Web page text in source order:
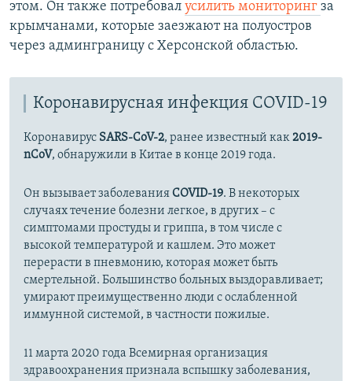
этом. Он также потребовал усилить мониторинг за
крымчанами, которые заезжают на полуостров
через админграницу с Херсонской областью.
Коронавирусная инфекция COVID-19
Коронавирус SARS-CoV-2, ранее известный как2019-
nCoV, обнаружили в Китае в конце 2019 года.
Он вызывает заболеванияCOVID-19. В некоторых
случаях течение болезни легкое, в других – с
симптомами простуды и гриппа, в том числе с
высокой температурой и кашлем. Это может
перерасти в пневмонию, которая может быть
смертельной. Большинство больных выздоравливает;
умирают преимущественно люди с ослабленной
иммунной системой, в частности пожилые.
11 марта 2020 года Всемирная организация
здравоохранения признала вспышку заболевания,